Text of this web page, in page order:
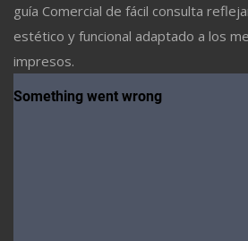
guía Comercial de fácil consulta
estético y funcional adaptado a los
impresos.